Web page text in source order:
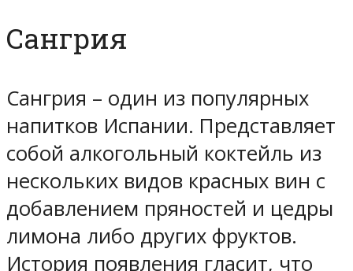
Сангрия
Сангрия – один из популярных
напитков Испании. Представляет
собой алкогольный коктейль из
нескольких видов красных вин с
добавлением пряностей и цедры
лимона либо других фруктов.
История появления гласит, что